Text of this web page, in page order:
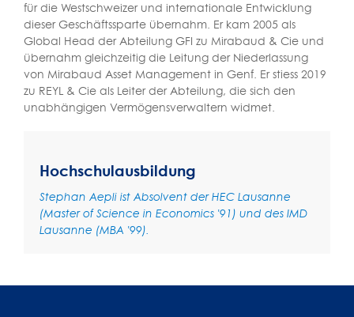
für die Westschweizer und internationale Entwicklung
dieser Geschäftssparte übernahm. Er kam 2005 als
Global Head der Abteilung GFI zu Mirabaud & Cie und
übernahm gleichzeitig die Leitung der Niederlassung
von Mirabaud Asset Management in Genf. Er stiess 2019
zu REYL & Cie als Leiter der Abteilung, die sich den
unabhängigen Vermögensverwaltern widmet.
Hochschulausbildung
Stephan Aepli ist Absolvent der HEC Lausanne
(Master of Science in Economics '91) und des IMD
Lausanne (MBA '99).